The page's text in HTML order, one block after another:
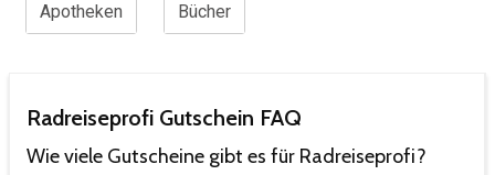
Apotheken Bücher
Radreiseprofi Gutschein FAQ
Wie viele Gutscheine gibt es für Radreiseprofi?